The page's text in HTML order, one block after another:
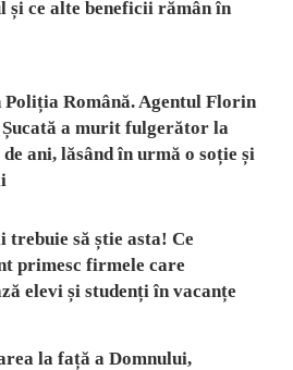
și ce alte beneficii rămân în
Poliția Română. Agentul Florin
a murit fulgerător la
ani, lăsând în urmă o soție și
trebuie să știe asta! Ce
primesc firmele care
elevi și studenți în vacanțe
la față a Domnului,